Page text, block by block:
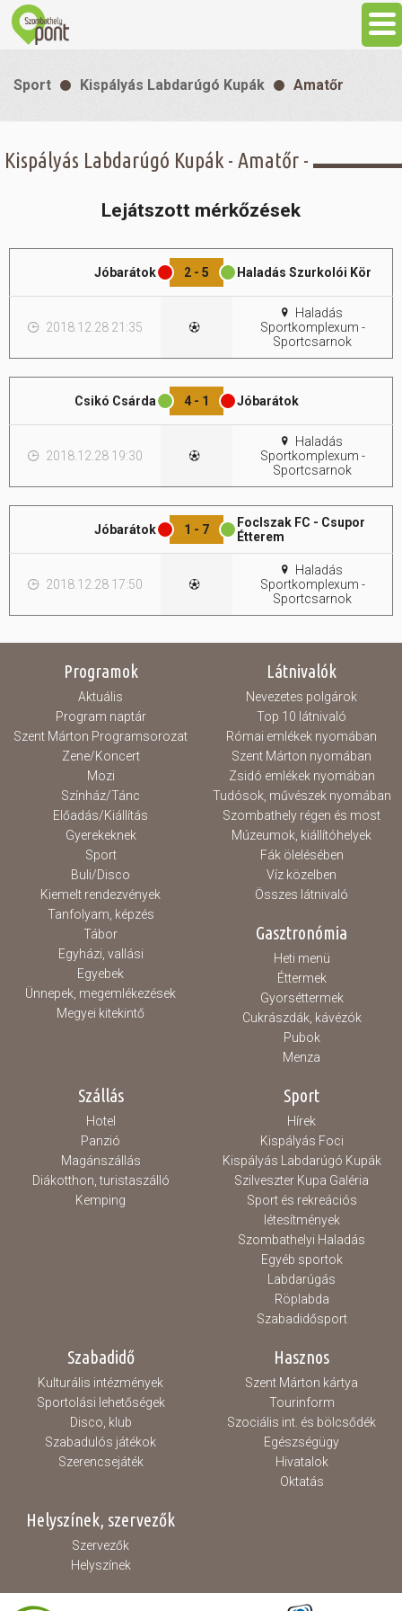
Látnivalók
Sport
Szabadidő
Sport Kispályás Labdarúgó Kupák Amatőr
Kispályás Labdarúgó Kupák - Amatőr -
Lejátszott mérkőzések
Jóbarátok 2 - 5 Haladás Szurkolói Kör
2018.12.28 21:35
Haladás
Sportkomplexum -
Sportcsarnok
Csikó Csárda 4 - 1 Jóbarátok
2018.12.28 19:30
Haladás
Sportkomplexum -
Sportcsarnok
Jóbarátok 1 - 7
FocIszak FC - Csupor
Étterem
2018.12.28 17:50
Haladás
Sportkomplexum -
Sportcsarnok
Programok
Aktuális
Program naptár
Szent Márton Programsorozat
Zene/Koncert
Mozi
Színház/Tánc
Előadás/Kiállítás
Gyerekeknek
Sport
Buli/Disco
Kiemelt rendezvények
Tanfolyam, képzés
Tábor
Egyházi, vallási
Egyebek
Ünnepek, megemlékezések
Megyei kitekintő
Látnivalók
Nevezetes polgárok
Top 10 látnivaló
Római emlékek nyomában
Szent Márton nyomában
Zsidó emlékek nyomában
Tudósok, művészek nyomában
Szombathely régen és most
Múzeumok, kiállítóhelyek
Fák ölelésében
Víz közelben
Összes látnivaló
Gasztronómia
Heti menü
Éttermek
Gyorséttermek
Cukrászdák, kávézók
Pubok
Menza
Szállás
Hotel
Panzió
Magánszállás
Diákotthon, turistaszálló
Kemping
Sport
Hírek
Kispályás Foci
Kispályás Labdarúgó Kupák
Szilveszter Kupa Galéria
Sport és rekreációs
létesítmények
Szombathelyi Haladás
Egyéb sportok
Labdarúgás
Röplabda
Szabadidősport
Szabadidő
Kulturális intézmények
Sportolási lehetőségek
Disco, klub
Szabadulós játékok
Szerencsejáték
Hasznos
Szent Márton kártya
Tourinform
Szociális int. és bölcsődék
Egészségügy
Hivatalok
Oktatás
Helyszínek, szervezők
Szervezők
Helyszínek